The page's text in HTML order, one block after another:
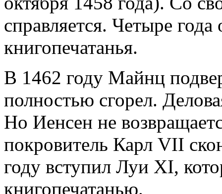
справляется. Четыре года
книгопечатанья.
В 1462 году Майнц
полностью сгорел.
Но Иенсен не
покровитель Карл VII
году вступил Луи XI,
книгопечатанью.